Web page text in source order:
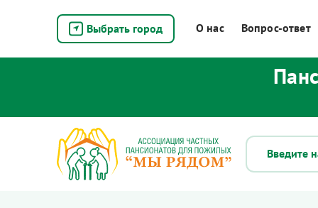
Выбрать город О нас Вопрос-ответ